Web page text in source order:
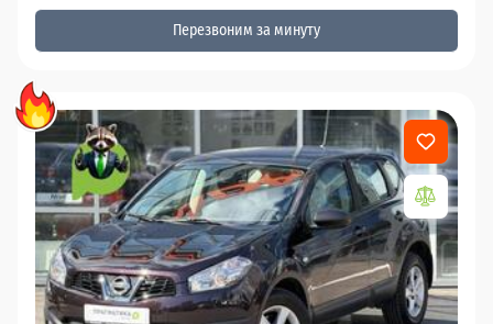
Перезвоним за минуту